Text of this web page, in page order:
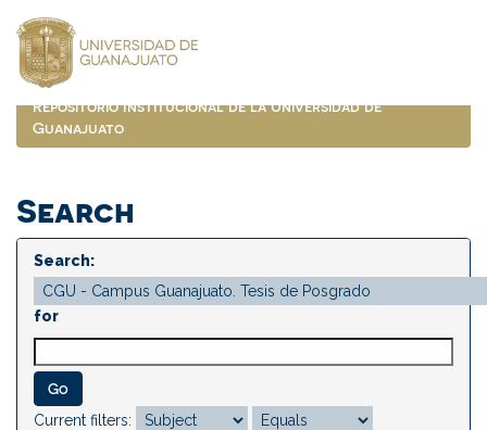
navigation
Repositorio Institucional de la Universidad de
Guanajuato
Search
Search:
for
Current filters: